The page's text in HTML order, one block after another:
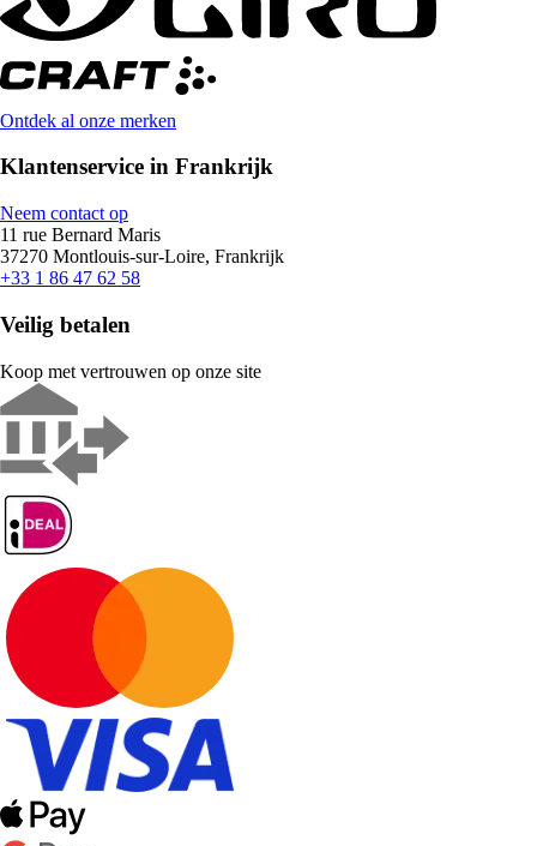
Ontdek al onze merken
Klantenservice in Frankrijk
Neem contact op
11 rue Bernard Maris
37270 Montlouis-sur-Loire, Frankrijk
+33 1 86 47 62 58
Veilig betalen
Koop met vertrouwen op onze site